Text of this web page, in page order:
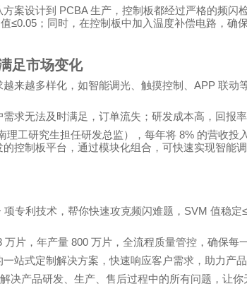
方案设计到 PCBA生产，控制板都经过严格的频闪
值≤0.05 ；同时，在控制板中加入温度补偿电路，确
足市场变化
来越多样化，如智能调光、触摸控制、 APP 联动
求无法及时满足，订单流失；研发成本高，回报率
理工研究生担任研发总监），每年将 8% 的营收投
控制板平台，通过模块化组合，可快速实现智能调
项专利技术，帮你快速攻克频闪难题， SVM 值稳定
万片，年产量 800 万片，全流程质量管控，确保每
站式定制解决方案，快速响应客户需求，助力产
决产品研发、生产、售后过程中的所有问题，让你